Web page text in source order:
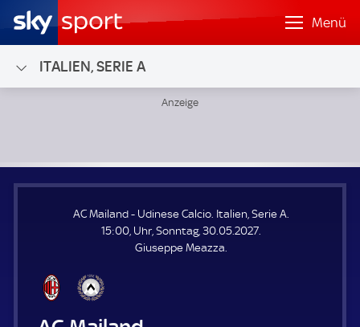
Menü
ITALIEN, SERIE A
AC Mailand - Udinese Calcio. Italien, Serie A.
15:00, Uhr, Sonntag, 30.05.2027.
Giuseppe Meazza.